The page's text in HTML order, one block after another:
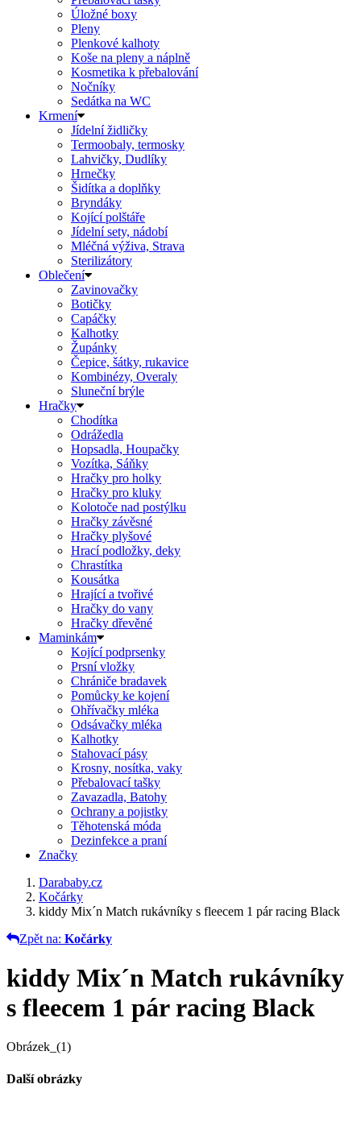
Úložné boxy
Pleny
Plenkové kalhoty
Koše na pleny a náplně
Kosmetika k přebalování
Nočníky
Sedátka na WC
Krmení
Jídelní židličky
Termoobaly, termosky
Lahvičky, Dudlíky
Hrnečky
Šidítka a doplňky
Bryndáky
Kojící polštáře
Jídelní sety, nádobí
Mléčná výživa, Strava
Sterilizátory
Oblečení
Zavinovačky
Botičky
Capáčky
Kalhotky
Župánky
Čepice, šátky, rukavice
Kombinézy, Overaly
Sluneční brýle
Hračky
Chodítka
Odrážedla
Hopsadla, Houpačky
Vozítka, Sáňky
Hračky pro holky
Hračky pro kluky
Kolotoče nad postýlku
Hračky závěsné
Hračky plyšové
Hrací podložky, deky
Chrastítka
Kousátka
Hrající a tvořivé
Hračky do vany
Hračky dřevěné
Maminkám
Kojící podprsenky
Prsní vložky
Chrániče bradavek
Pomůcky ke kojení
Ohřívačky mléka
Odsávačky mléka
Kalhotky
Stahovací pásy
Krosny, nosítka, vaky
Přebalovací tašky
Zavazadla, Batohy
Ochrany a pojistky
Těhotenská móda
Dezinfekce a praní
Značky
Darababy.cz
Kočárky
kiddy Mix´n Match rukávníky s fleecem 1 pár racing Black
Zpět na: Kočárky
kiddy Mix´n Match rukávníky
s fleecem 1 pár racing Black
Obrázek_(1)
Další obrázky